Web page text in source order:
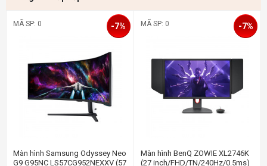
MÃ SP: 0
Màn hình Samsung Odyssey Neo
G9 G95NC LS57CG952NEXXV (57
-7% MÃ SP: 0
Màn hình BenQ ZOWIE XL2746K
(27 inch/FHD/TN/240Hz/0.5ms)
-7%